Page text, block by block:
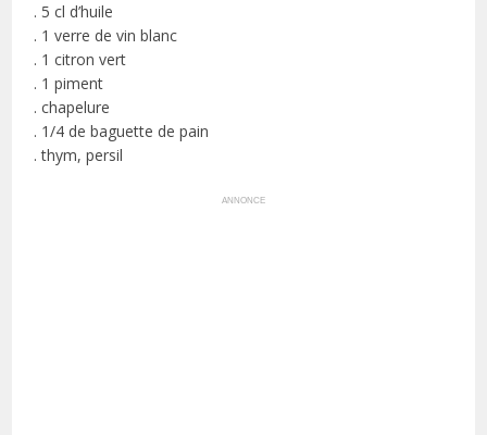
. 5 cl d’huile
. 1 verre de vin blanc
. 1 citron vert
. 1 piment
. chapelure
. 1/4 de baguette de pain
. thym, persil
ANNONCE